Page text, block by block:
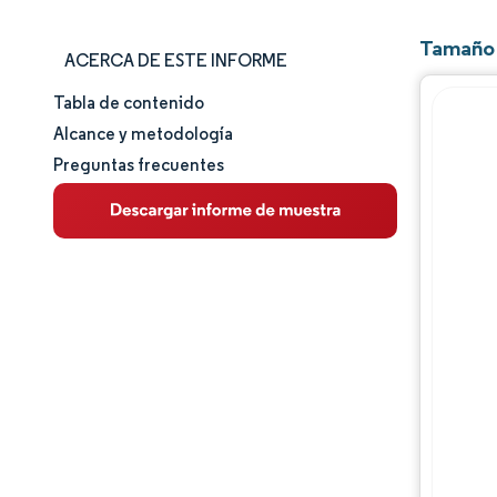
ACERCA DE ESTE INFORME
Tamaño y cuota de mercado
Análisis de mercado
Tendencias e ideas
Tabla de contenido
Alcance y metodología
Preguntas frecuentes